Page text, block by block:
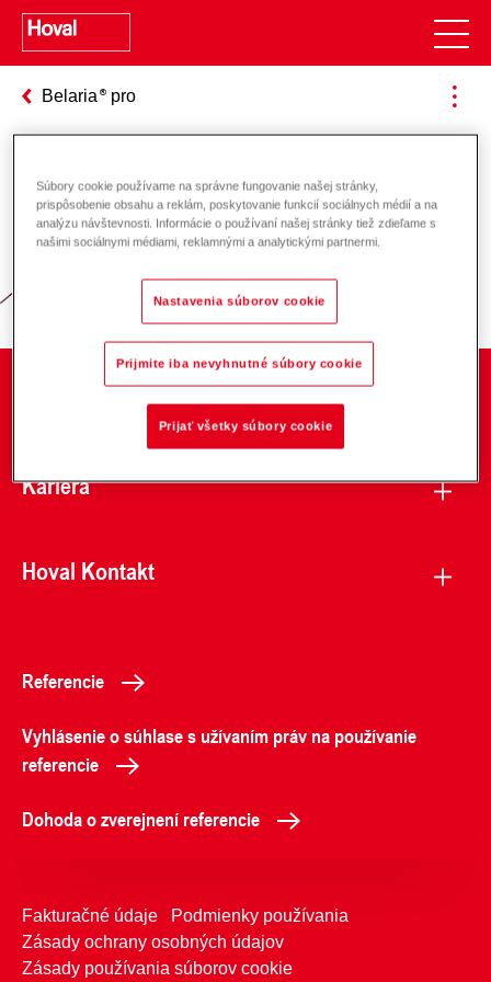
Belaria pro
Zodpovednosť za energiu a životné
prostredie
O spoločnosti
Kariéra
Hoval Kontakt
Referencie
Vyhlásenie o súhlase s užívaním práv na používanie
referencie
Dohoda o zverejnení referencie
Fakturačné údaje
Podmienky používania
Zásady ochrany osobných údajov
Zásady používania súborov cookie
Súbory cookie používame na správne fungovanie našej stránky,
prispôsobenie obsahu a reklám, poskytovanie funkcií sociálnych médií a na
analýzu návštevnosti. Informácie o používaní našej stránky tiež zdieľame s
našimi sociálnymi médiami, reklamnými a analytickými partnermi.
Nastavenia súborov cookie
Prijmite iba nevyhnutné súbory cookie
Prijať všetky súbory cookie